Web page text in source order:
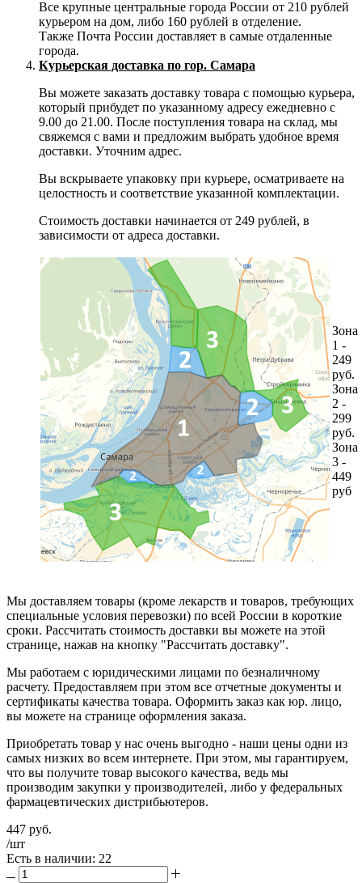
Все крупные центральные города России от 210 рублей
курьером на дом, либо 160 рублей в отделение.
Также Почта России доставляет в самые отдаленные
города.
Курьерская доставка по гор. Самара
Вы можете заказать доставку товара с помощью курьера,
который прибудет по указанному адресу ежедневно с
9.00 до 21.00. После поступления товара на склад, мы
свяжемся с вами и предложим выбрать удобное время
доставки. Уточним адрес.
Вы вскрываете упаковку при курьере, осматриваете на
целостность и соответствие указанной комплектации.
Стоимость доставки начинается от 249 рублей, в
зависимости от адреса доставки.
Зона
1 -
249
руб.
Зона
2 -
299
руб.
Зона
3 -
449
руб
Мы доставляем товары (кроме лекарств и товаров, требующих
специальные условия перевозки) по всей России в короткие
сроки. Рассчитать стоимость доставки вы можете на этой
странице, нажав на кнопку "Рассчитать доставку".
Мы работаем с юридическими лицами по безналичному
расчету. Предоставляем при этом все отчетные документы и
сертификаты качества товара. Оформить заказ как юр. лицо,
вы можете на странице оформления заказа.
Приобретать товар у нас очень выгодно - наши цены одни из
самых низких во всем интернете. При этом, мы гарантируем,
что вы получите товар высокого качества, ведь мы
производим закупки у производителей, либо у федеральных
фармацевтических дистрибьютеров.
447 руб.
/шт
Есть в наличии: 22